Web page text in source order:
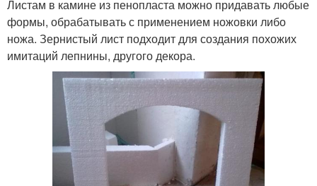
Листам в камине из пенопласта можно придавать любые
формы, обрабатывать с применением ножовки либо
ножа. Зернистый лист подходит для создания похожих
имитаций лепнины, другого декора.